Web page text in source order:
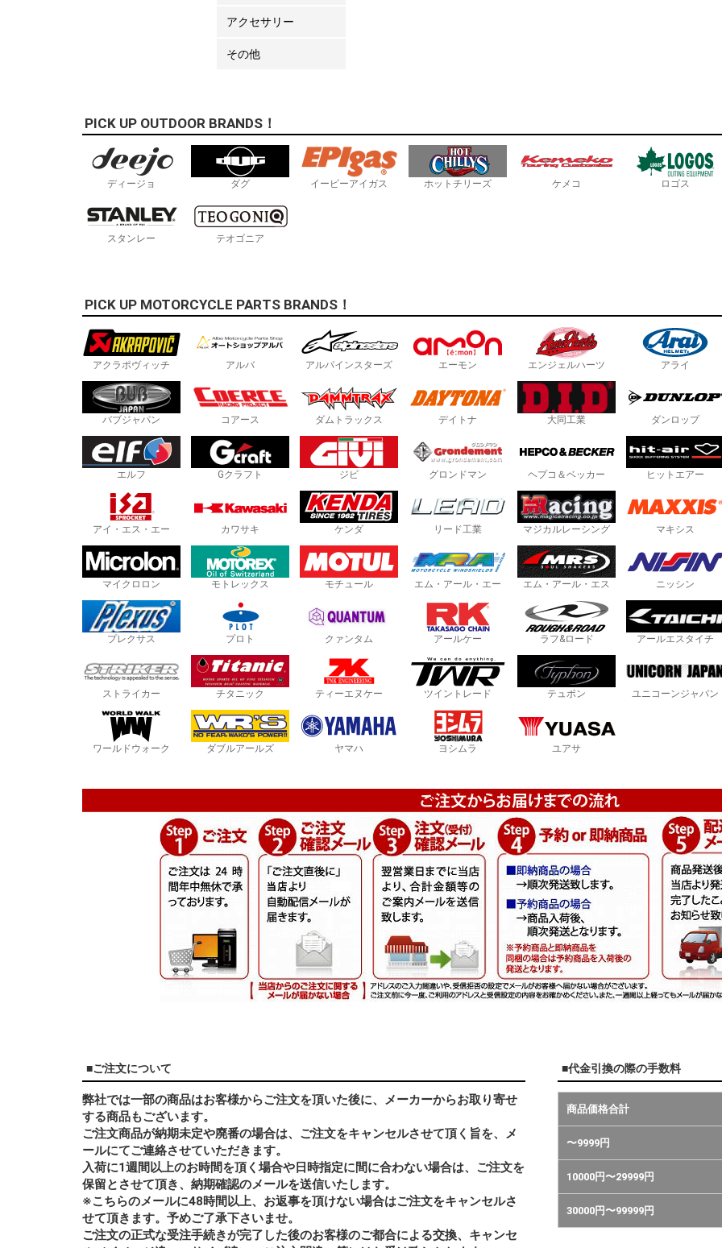
アクセサリー
その他
PICK UP OUTDOOR BRANDS！
ディージョ ダグ イーピーアイガス ホットチリーズ ケメコ ロゴス
スタンレー テオゴニア
PICK UP MOTORCYCLE PARTS BRANDS！
アクラポヴィッチ アルバ アルパインスターズ エーモン エンジェルハーツ アライ
バブジャパン コアース ダムトラックス デイトナ 大同工業 ダンロップ
エルフ Gクラフト ジビ グロンドマン ヘプコ＆ベッカー ヒットエアー
アイ・エス・エー カワサキ ケンダ リード工業 マジカルレーシング マキシス
マイクロロン モトレックス モチュール エム・アール・エー エム・アール・エス ニッシン
プレクサス プロト クァンタム アールケー ラフ&ロード アールエスタイチ
ストライカー チタニック ティーエヌケー ツイントレード テュポン ユニコーンジャパン
ワールドウォーク ダブルアールズ ヤマハ ヨシムラ ユアサ
■ご注文について
弊社では一部の商品はお客様からご注文を頂いた後に、メーカーからお取り寄せ
する商品もございます。
ご注文商品が納期未定や廃番の場合は、ご注文をキャンセルさせて頂く旨を、メ
ールにてご連絡させていただきます。
入荷に1週間以上のお時間を頂く場合や日時指定に間に合わない場合は、ご注文を
保留とさせて頂き、納期確認のメールを送信いたします。
※こちらのメールに48時間以上、お返事を頂けない場合はご注文をキャンセルさ
せて頂きます。予めご了承下さいませ。
ご注文の正式な受注手続きが完了した後のお客様のご都合による交換、キャンセ
■代金引換の際の手数料
商品価格合計
〜9999円
10000円〜29999円
30000円〜99999円